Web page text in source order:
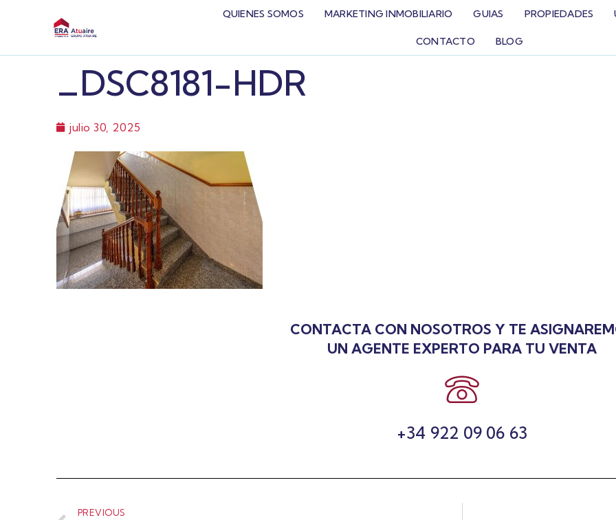
QUIENES SOMOS MARKETING INMOBILIARIO GUIAS PROPIEDADES
CONTACTO BLOG
_DSC8181-HDR
julio 30, 2025
CONTACTA CON NOSOTROS Y TE
UN AGENTE EXPERTO PARA TU VENTA
+34 922 09 06 63
PREVIOUS